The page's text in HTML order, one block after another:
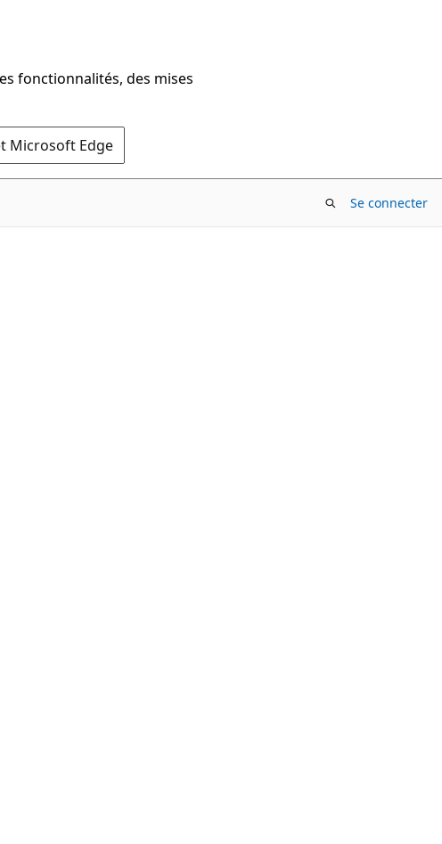
fonctionnalités, des mises
Microsoft Edge
Se connecter